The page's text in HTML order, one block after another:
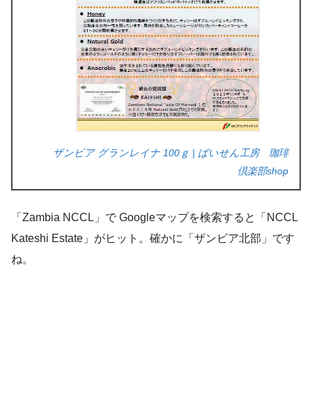
ザンビア グランレイナ 100ｇ | ばいせん工房 珈琲
倶楽部shop
「Zambia NCCL」で Googleマップを検索すると「NCCL
Kateshi Estate」がヒット。確かに「ザンビア北部」です
ね。